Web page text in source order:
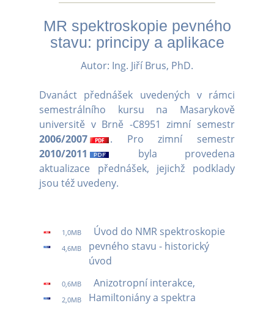
MR spektroskopie pevného
stavu: principy a aplikace
Autor: Ing. Jiří Brus, PhD.
Dvanáct přednášek uvedených v rámci
semestrálního kursu na Masarykově
universitě v Brně -C8951 zimní semestr
2006/2007
. Pro zimní semestr
2010/2011
byla provedena
aktualizace přednášek, jejichž podklady
jsou též uvedeny.
1,0MB
4,6MB
Úvod do NMR spektroskopie
pevného stavu - historický
úvod
0,6MB
2,0MB
Anizotropní interakce,
Hamiltoniány a spektra